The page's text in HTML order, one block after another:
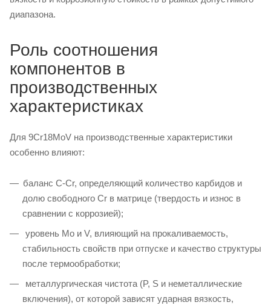
диапазона.
Роль соотношения
компонентов в
производственных
характеристиках
Для 9Cr18MoV на производственные характеристики
особенно влияют:
баланс C-Cr, определяющий количество карбидов и
долю свободного Cr в матрице (твердость и износ в
сравнении с коррозией);
уровень Mo и V, влияющий на прокаливаемость,
стабильность свойств при отпуске и качество структуры
после термообработки;
металлургическая чистота (P, S и неметаллические
включения), от которой зависят ударная вязкость,